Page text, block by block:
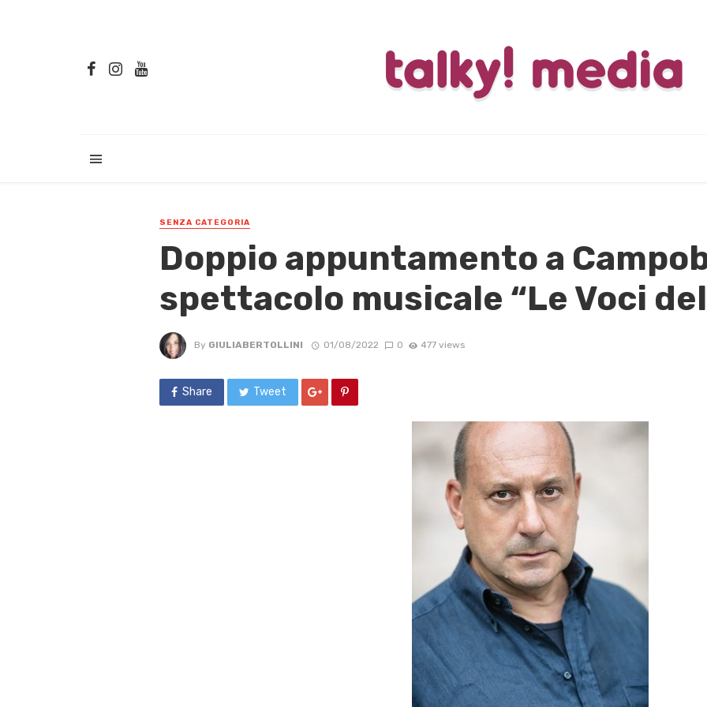
SENZA CATEGORIA
Doppio appuntamento a
spettacolo musicale “Le Voci
By GIULIABERTOLLINI 01/08/2022 0 477 views
Share Tweet